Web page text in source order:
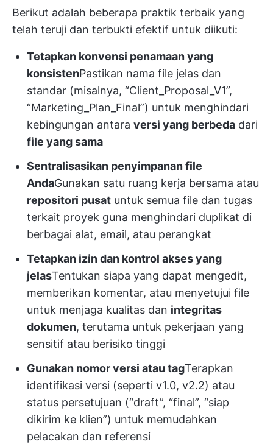
Berikut adalah beberapa praktik terbaik yang
telah teruji dan terbukti efektif untuk diikuti:
Tetapkan konvensi penamaan yang
konsistenPastikan nama file jelas dan
standar (misalnya, “Client_Proposal_V1”,
“Marketing_Plan_Final”) untuk menghindari
kebingungan antara versi yang berbeda dari
file yang sama
Sentralisasikan penyimpanan file
AndaGunakan satu ruang kerja bersama atau
repositori pusat untuk semua file dan tugas
terkait proyek guna menghindari duplikat di
berbagai alat, email, atau perangkat
Tetapkan izin dan kontrol akses yang
jelasTentukan siapa yang dapat mengedit,
memberikan komentar, atau menyetujui file
untuk menjaga kualitas dan integritas
dokumen, terutama untuk pekerjaan yang
sensitif atau berisiko tinggi
Gunakan nomor versi atau tagTerapkan
identifikasi versi (seperti v1.0, v2.2) atau
status persetujuan (“draft”, “final”, “siap
dikirim ke klien”) untuk memudahkan
pelacakan dan referensi